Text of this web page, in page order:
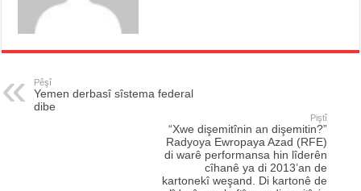
Pêşî
Yemen derbasî sîstema federal
dibe
Piştî
“Xwe dişemitînin an dişemitin?”
Radyoya Ewropaya Azad (RFE)
di warê performansa hin lîderên
cîhanê ya di 2013’an de
kartonekî weşand. Di kartonê de